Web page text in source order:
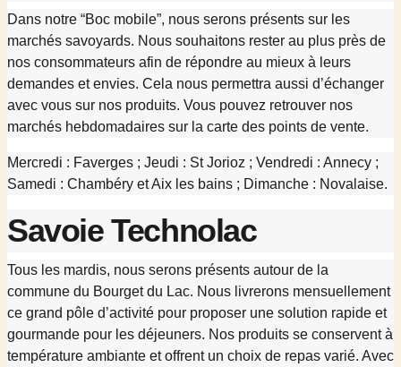
Dans notre “Boc mobile”, nous serons présents sur les
marchés savoyards. Nous souhaitons rester au plus près de
nos consommateurs afin de répondre au mieux à leurs
demandes et envies. Cela nous permettra aussi d’échanger
avec vous sur nos produits. Vous pouvez retrouver nos
marchés hebdomadaires sur la carte des points de vente.
Mercredi : Faverges ; Jeudi : St Jorioz ; Vendredi : Annecy ;
Samedi : Chambéry et Aix les bains ; Dimanche : Novalaise.
Savoie Technolac
Tous les mardis, nous serons présents autour de la
commune du Bourget du Lac. Nous livrerons mensuellement
ce grand pôle d’activité pour proposer une solution rapide et
gourmande pour les déjeuners. Nos produits se conservent à
température ambiante et offrent un choix de repas varié. Avec